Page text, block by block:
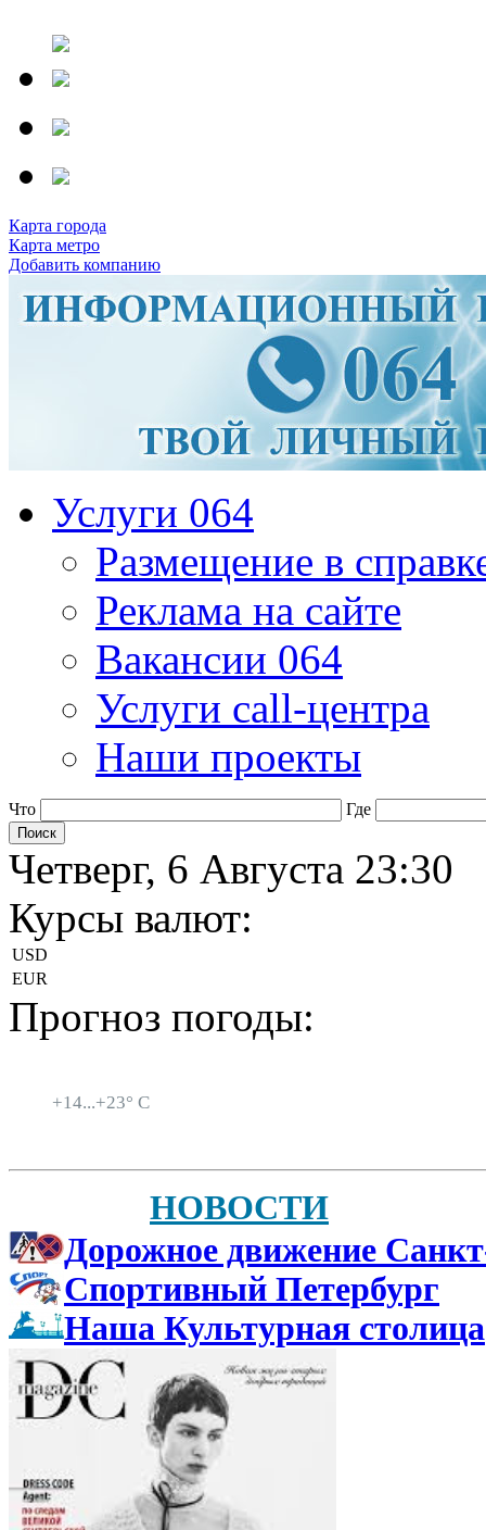
Карта города
Карта метро
Добавить компанию
Услуги 064
Размещение в
Реклама на сайте
Вакансии 064
Услуги call-центра
Наши проекты
Что Где
Четверг, 6 Августа 23:30
Курсы валют:
USD
EUR
Прогноз погоды:
+14...+23° C
НОВОСТИ
Дорожное движение
Спортивный Петербург
Наша Культурная столица